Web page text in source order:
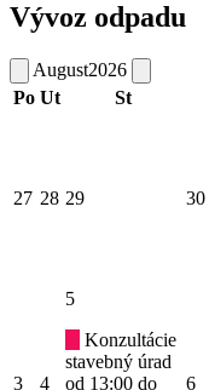
Vývoz odpadu
August2026
Po Ut St
27 28 29 30
3 4
5
Konzultácie
stavebný úrad
od 13:00 do
6